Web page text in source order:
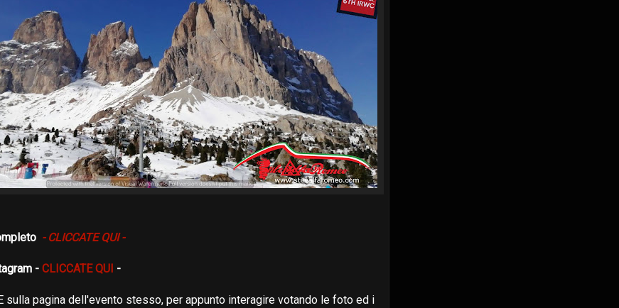
- CLICCATE QUI -
- CLICCATE QUI -
sulla pagina dell'evento stesso, per appunto interagire votando le foto ed i